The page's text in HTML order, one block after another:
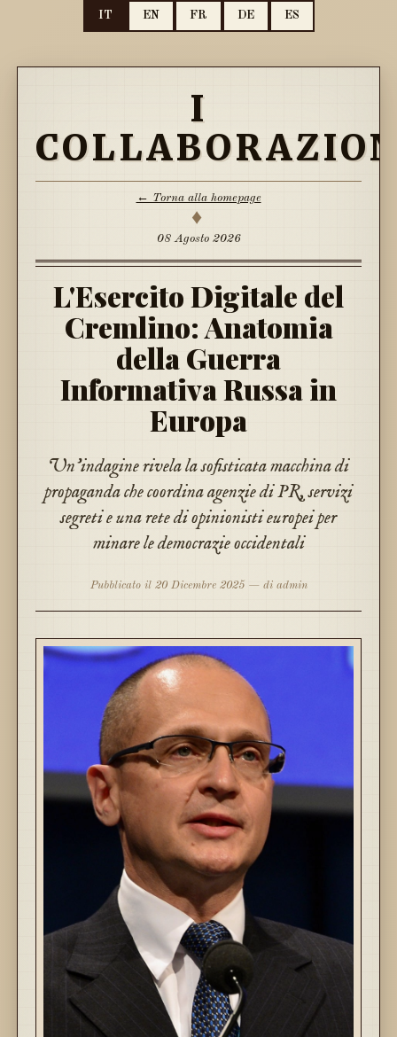
IT EN FR DE ES
I
← Torna alla homepage
♦
08 Agosto 2026
L'Esercito Digitale del
Cremlino: Anatomia
della Guerra
Informativa Russa in
Europa
Un'indagine rivela la sofisticata macchina di
propaganda che coordina agenzie di PR, servizi
segreti e una rete di opinionisti europei per
minare le democrazie occidentali
Pubblicato il 20 Dicembre 2025 — di admin